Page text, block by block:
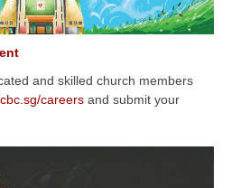
and skilled church members
careers and submit your